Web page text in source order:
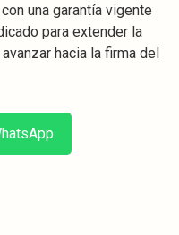
una garantía vigente
para extender la
hacia la firma del